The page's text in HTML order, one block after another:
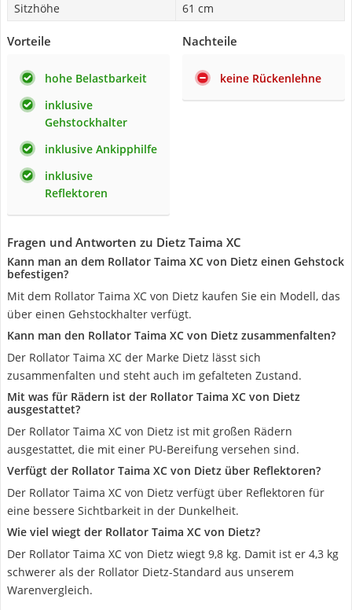
Sitzhöhe
61 cm
Vorteile
hohe Belastbarkeit
inklusive
Gehstockhalter
inklusive Ankipphilfe
inklusive
Reflektoren
Nachteile
keine Rückenlehne
Fragen und Antworten zu Dietz Taima XC
Kann man an dem Rollator Taima XC von Dietz einen Gehstock
befestigen?
Mit dem Rollator Taima XC von Dietz kaufen Sie ein Modell, das
über einen Gehstockhalter verfügt.
Kann man den Rollator Taima XC von Dietz zusammenfalten?
Der Rollator Taima XC der Marke Dietz lässt sich
zusammenfalten und steht auch im gefalteten Zustand.
Mit was für Rädern ist der Rollator Taima XC von Dietz
ausgestattet?
Der Rollator Taima XC von Dietz ist mit großen Rädern
ausgestattet, die mit einer PU-Bereifung versehen sind.
Verfügt der Rollator Taima XC von Dietz über Reflektoren?
Der Rollator Taima XC von Dietz verfügt über Reflektoren für
eine bessere Sichtbarkeit in der Dunkelheit.
Wie viel wiegt der Rollator Taima XC von Dietz?
Der Rollator Taima XC von Dietz wiegt 9,8 kg. Damit ist er 4,3 kg
schwerer als der Rollator Dietz-Standard aus unserem
Warenvergleich.